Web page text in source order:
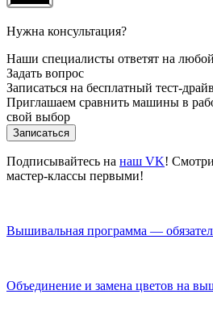
Нужна консультация?
Наши специалисты ответят на
Задать вопрос
Записаться на бесплатный тест-драйв
Приглашаем сравнить машины в
свой выбор
Записаться
Подписывайтесь на наш VK!
мастер-классы первыми!
Вышивальная программа —
Объединение и замена цветов на